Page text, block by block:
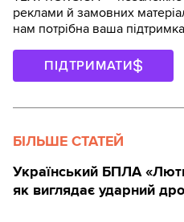
реклами й замовних
нам потрібна ваша
ПІДТРИМАТИ
БІЛЬШЕ СТАТЕЙ
Український БПЛА
як виглядає ударний